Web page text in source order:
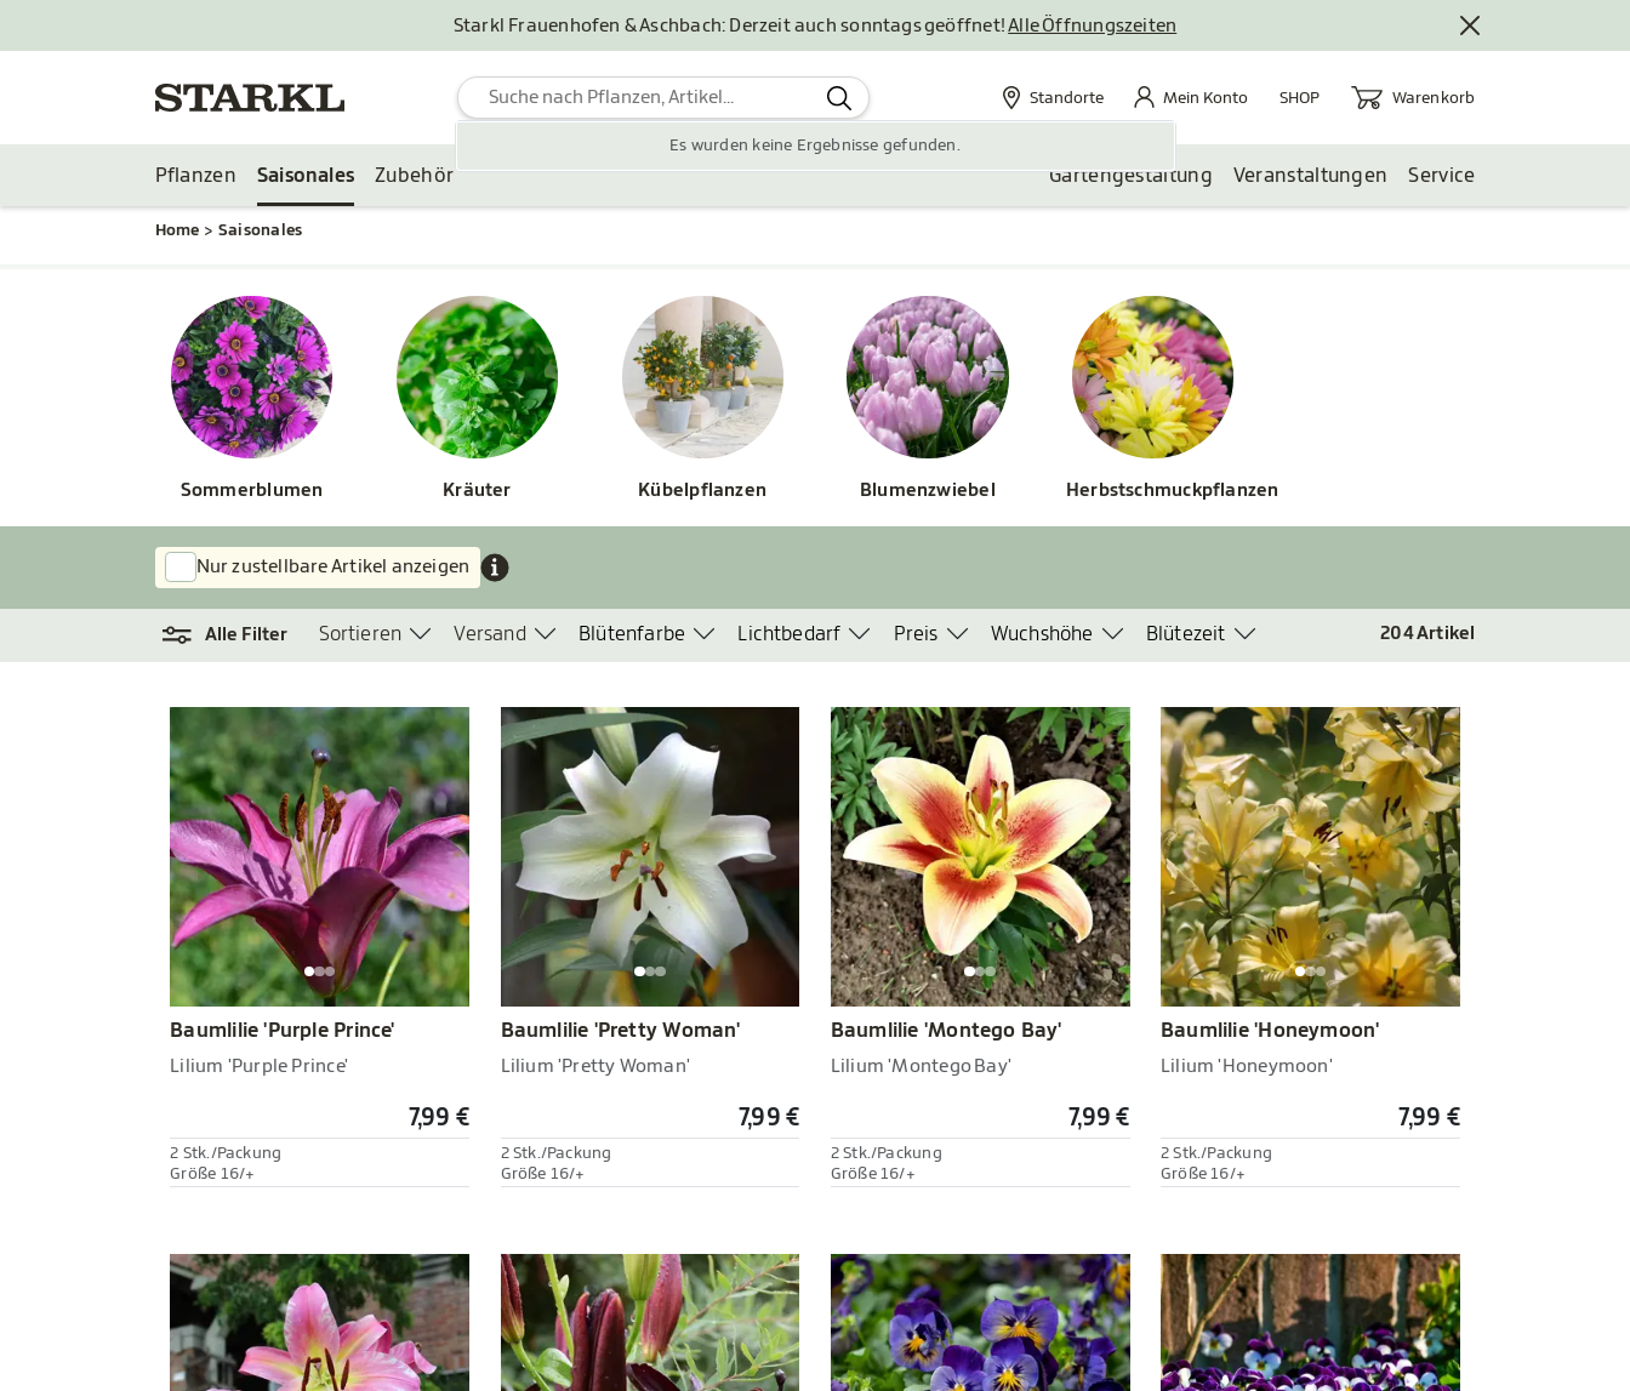
Starkl Frauenhofen & Aschbach: Derzeit auch sonntags geöffnet!Alle Öffnungszeiten
Es wurden keine Ergebnisse gefunden.
Standorte
Standorte Mein Konto
Mein Konto SHOP Warenkorb
Warenkorb
Pflanzen Saisonales Zubehör Gartengestaltung Veranstaltungen Service
Home Saisonales
Sommerblumen Kräuter Kübelpflanzen Blumenzwiebel Herbstschmuckpflanzen
Nur zustellbare Artikel anzeigen
Alle Filter Sortieren Versand Blütenfarbe Lichtbedarf Preis Wuchshöhe Blütezeit 204Artikel
Baumlilie 'Purple Prince'
Lilium 'Purple Prince'
7,99 €
2 Stk./Packung
Größe 16/+
Baumlilie 'Pretty Woman'
Lilium 'Pretty Woman'
7,99 €
2 Stk./Packung
Größe 16/+
Baumlilie 'Montego Bay'
Lilium 'Montego Bay'
7,99 €
2 Stk./Packung
Größe 16/+
Baumlilie 'Honeymoon'
Lilium 'Honeymoon'
7,99 €
2 Stk./Packung
Größe 16/+